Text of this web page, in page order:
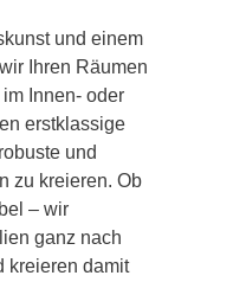
und einem
Ihren Räumen
Innen- oder
erstklassige
und
zu kreieren. Ob
– wir
ganz nach
kreieren damit